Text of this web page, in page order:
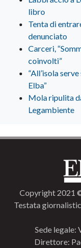
libro
Tenta di
denunciato
Carceri,
coinvolti”
“All’isola
Elba”
Mola ripulita
Legambiente
Copyright 2021
Testata
Sede legale:
Direttore: